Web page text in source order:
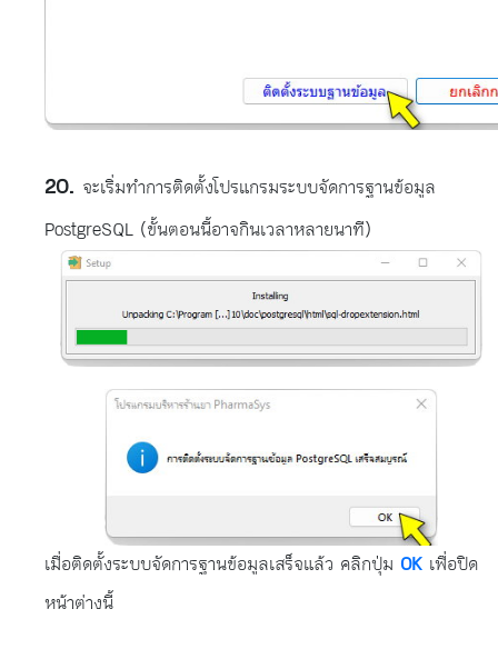
จะเริ่มทำการติดตั้งโปรแกรมระบบจัดการฐานข้อมูล
PostgreSQL (ขั้นตอนนี้อาจกินเวลาหลายนาที)
เมื่อติดตั้งระบบจัดการฐานข้อมูลเสร็จแล้ว คลิกปุ่ม OK เพื่อปิด
หน้าต่างนี้